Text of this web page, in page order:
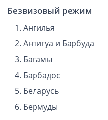
Безвизовый режим
Ангилья
Антигуа и Барбуда
Багамы
Барбадос
Беларусь
Бермуды